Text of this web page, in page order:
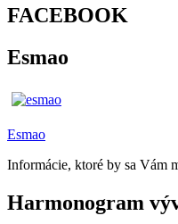
FACEBOOK
Esmao
Esmao
Informácie, ktoré by sa Vám
Harmonogram